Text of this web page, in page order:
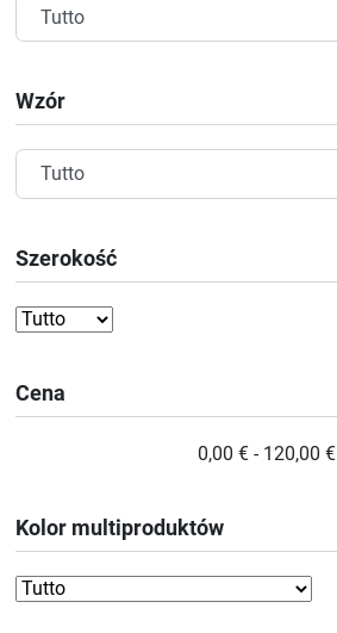
Wzór
Szerokość
Cena
0,00 € - 120,00 €
Kolor multiproduktów